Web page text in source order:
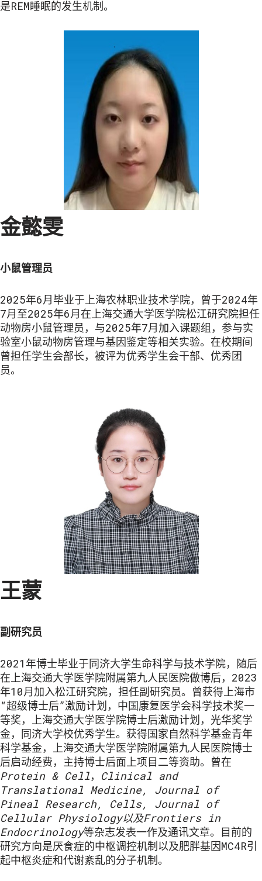
是REM睡眠的发生机制。
金懿雯
小鼠管理员
2025年6月毕业于上海农林职业技术学院，曾于2024年
7月至2025年6月在上海交通大学医学院松江研究院担任
动物房小鼠管理员，与2025年7月加入课题组，参与实
验室小鼠动物房管理与基因鉴定等相关实验。在校期间
曾担任学生会部长，被评为优秀学生会干部、优秀团
员。
王蒙
副研究员
2021年博士毕业于同济大学生命科学与技术学院，随后
在上海交通大学医学院附属第九人民医院做博后，2023
年10月加入松江研究院，担任副研究员。曾获得上海市
“超级博士后”激励计划，中国康复医学会科学技术奖一
等奖，上海交通大学医学院博士后激励计划，光华奖学
金，同济大学校优秀学生。获得国家自然科学基金青年
科学基金，上海交通大学医学院附属第九人民医院博士
后启动经费，主持博士后面上项目二等资助。曾在
Protein & Cell， Clinical and
Translational Medicine, Journal of
Pineal Research, Cells, Journal of
Cellular Physiology以及Frontiers in
Endocrinology等杂志发表一作及通讯文章。目前的
研究方向是厌食症的中枢调控机制以及肥胖基因MC4R引
起中枢炎症和代谢紊乱的分子机制。